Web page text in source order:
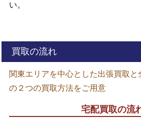
い。
買取の流れ
関東エリアを中心とした出張買取と
の２つの買取方法をご用意
宅配買取の流